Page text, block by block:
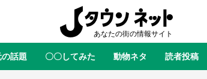
全国 全国
話題 〇〇してみた 動物ネタ 読者投稿